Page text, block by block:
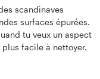
scandinaves
surfaces épurées.
tu veux un aspect
facile à nettoyer.